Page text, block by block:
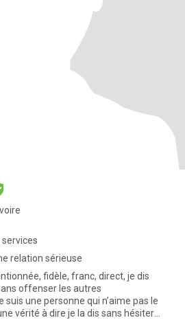
services
relation sérieuse
fidèle, franc, direct, je dis
offenser les autres
une personne qui n’aime pas le
vérité à dire je la dis sans hésiter